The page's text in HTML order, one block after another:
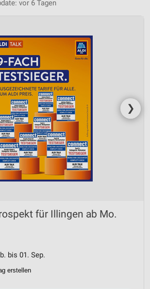
vor 6 Tagen
❯
für Illingen ab Mo.
bis 01. Sep.
erstellen